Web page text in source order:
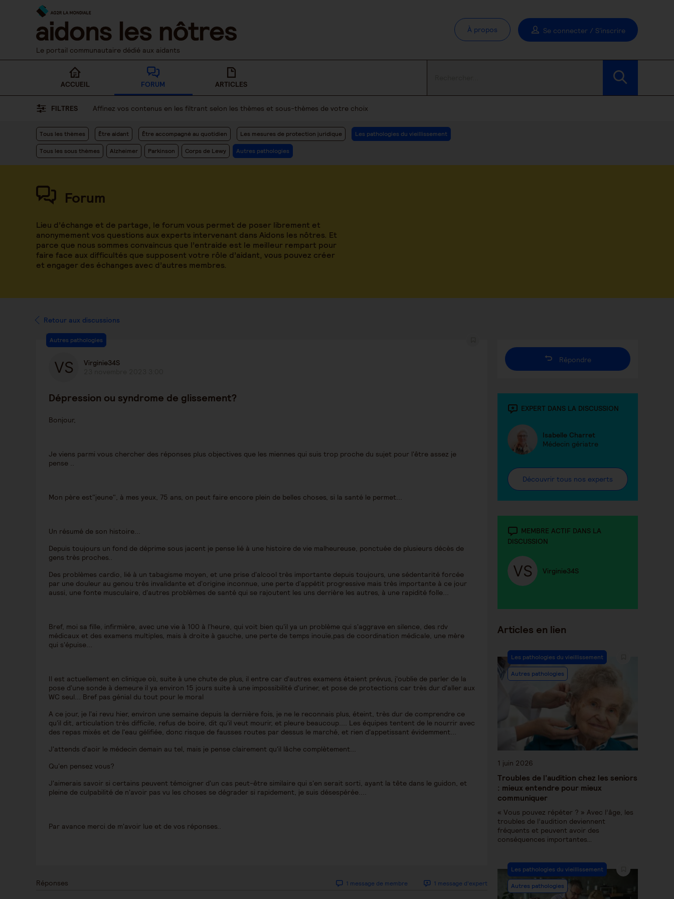
Le portail communautaire dédié aux aidants
À propos Se connecter / S'inscrire
ACCUEIL FORUM ARTICLES
FILTRES Affinez vos contenus en les filtrant selon les thèmes et sous-thèmes de votre choix
Tous les thèmes Être aidant Être accompagné au quotidien Les mesures de protection juridique Les pathologies du vieillissement
Tous les sous thèmes Alzheimer Parkinson Corps de Lewy Autres pathologies
Forum
Lieu d’échange et de partage, le forum vous permet de poser librement et
anonymement vos questions aux experts intervenant dans Aidons les nôtres. Et
parce que nous sommes convaincus que l’entraide est le meilleur rempart pour
faire face aux difficultés que supposent votre rôle d’aidant, vous pouvez créer
et engager des échanges avec d’autres membres.
Retour aux discussions
Autres pathologies
Virginie34S
Dépression ou syndrome de glissement?
Bonjour,
Je viens parmi vous chercher des réponses plus objectives que les miennes qui suis trop proche du sujet pour l'être assez je
pense ..
Mon père est"jeune", à mes yeux, 75 ans, on peut faire encore plein de belles choses, si la santé le permet...
Un résumé de son histoire...
Depuis toujours un fond de déprime sous jacent je pense lié à une histoire de vie malheureuse, ponctuée de plusieurs décès de
gens très proches..
Des problèmes cardio, lié à un tabagisme moyen, et une prise d'alcool très importante depuis toujours, une sédentarité forcée
par une douleur au genou très invalidante et d'origine inconnue, une perte d'appétit progressive mais très importante à ce jour
aussi, une fonte musculaire, d'autres problèmes de santé qui se rajoutent les uns derrière les autres, à une rapidité folle...
Bref, moi sa fille, infirmière, avec une vie à 100 à l'heure, qui voit bien qu'il ya un problème qui s'aggrave en silence, des rdv
médicaux et des examens multiples, mais à droite à gauche, une perte de temps inouïe,pas de coordination médicale, une mère
qui s'épuise...
Il est actuellement en clinique où, suite à une chute de plus, il entre car d'autres examens étaient prévus, j'oublie de parler de la
pose d'une sonde à demeure il ya environ 15 jours suite à une impossibilité d'uriner, et pose de protections car très dur d'aller aux
WC seul... Bref pas génial du tout pour le moral
A ce jour, je l'ai revu hier, environ une semaine depuis la dernière fois, je ne le reconnais plus, éteint, très dur de comprendre ce
qu'il dit, articulation très difficile, refus de boire, dit qu'il veut mourir, et pleure beaucoup.... Les équipes tentent de le nourrir avec
des repas mixés et de l'eau gélifiée, donc risque de fausses routes par dessus le marché, et rien d'appetissant évidemment...
J'attends d'aoir le médecin demain au tel, mais je pense clairement qu'il lâche complètement...
Qu'en pensez vous?
J'aimerais savoir si certains peuvent témoigner d'un cas peut-être similaire qui s'en serait sorti, ayant la tête dans le guidon, et
pleine de culpabilité de n'avoir pas vu les choses se dégrader si rapidement, je suis désespérée....
Par avance merci de m'avoir lue et de vos réponses..
Réponses 1 message de membre 1 message d'expert
Répondre
EXPERT DANS LA DISCUSSION
Isabelle Charret
Médecin gériatre
Découvrir tous nos experts
MEMBRE ACTIF DANS LA
DISCUSSION
Virginie34S
Articles en lien
Les pathologies du vieillissement
Autres pathologies
1 juin 2026
Troubles de l’audition chez les seniors
: mieux entendre pour mieux
communiquer
« Vous pouvez répéter ? » Avec l’âge, les
troubles de l’audition deviennent
fréquents et peuvent avoir des
conséquences importantes…
Les pathologies du vieillissement
Autres pathologies